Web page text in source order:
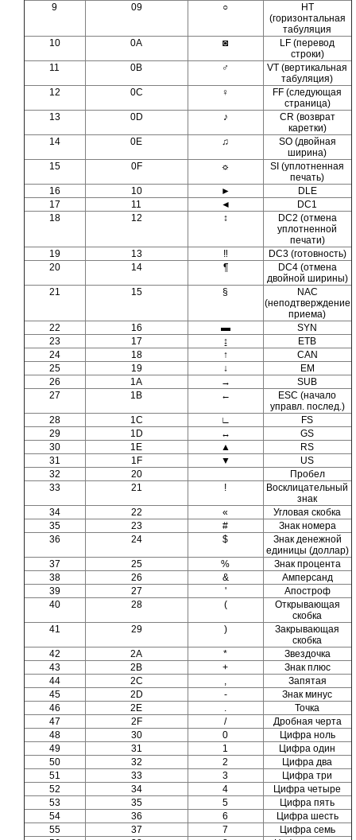
9
09 ○
HT
(горизонтальная
табуляция
10
0A ◙
LF (перевод
строки)
11
0B ♂
VT (вертикальная
табуляция)
12
0С ♀
FF (следующая
страница)
13
0D ♪
CR (возврат
каретки)
14
0E ♫
SO (двойная
ширина)
15
0F ☼
SI (уплотненная
печать)
16
10 ►
DLE
17
11 ◄
DC1
18
12 ↕
DC2 (отмена
уплотненной
печати)
19
13 ‼
DC3 (готовность)
20
14 ¶
DC4 (отмена
двойной ширины)
21
15 §
NAC
(неподтверждение
приема)
22
16 ▬
SYN
23
17 ↨
ETB
24
18 ↑
CAN
25
19 ↓
EM
26
1A →
SUB
27
1B ←
ESC (начало
управл. послед.)
28
1C ∟
FS
29
1D ↔
GS
30
1E ▲
RS
31
1F ▼
US
32
20
Пробел
33
21 !
Восклицательный
знак
34
22 «
Угловая скобка
35
23 #
Знак номера
36
24 $
Знак денежной
единицы (доллар)
37
25 %
Знак процента
38
26 &
Амперсанд
39
27 '
Апостроф
40
28 (
Открывающая
скобка
41
29 )
Закрывающая
скобка
42
2A *
Звездочка
43
2B +
Знак плюс
44
2C
Запятая
45
2D -
Знак минус
46
2E
Точка
47
2F /
Дробная черта
48
30 0
Цифра ноль
49
31 1
Цифра один
50
32 2
Цифра два
51
33 3
Цифра три
52
34 4
Цифра четыре
53
35 5
Цифра пять
54
36 6
Цифра шесть
55
37 7
Цифра семь